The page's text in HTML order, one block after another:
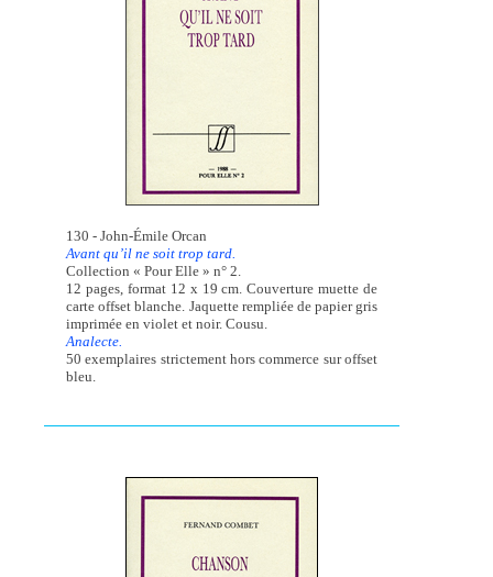
130 - John-Émile Orcan
Avant qu’il ne soit trop tard.
Collection « Pour Elle » n° 2.
12 pages, format 12 x 19 cm. Couverture muette de
carte offset blanche. Jaquette rempliée de papier gris
imprimée en violet et noir. Cousu.
Analecte.
50 exemplaires strictement hors commerce sur offset
bleu.